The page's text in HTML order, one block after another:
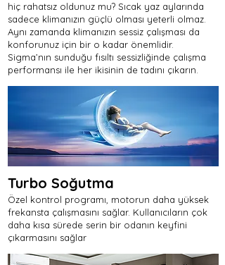
hiç rahatsız oldunuz mu? Sıcak yaz aylarında
sadece klimanızın güçlü olması yeterli olmaz.
Aynı zamanda klimanızın sessiz çalışması da
konforunuz için bir o kadar önemlidir.
Sigma’nın sunduğu fısıltı sessizliğinde çalışma
performansı ile her ikisinin de tadını çıkarın.
Turbo Soğutma
Özel kontrol programı, motorun daha yüksek
frekansta çalışmasını sağlar. Kullanıcıların çok
daha kısa sürede serin bir odanın keyfini
çıkarmasını sağlar